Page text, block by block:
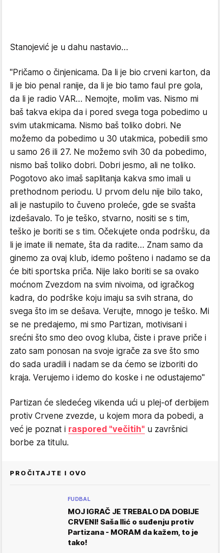
Stanojević je u dahu nastavio…
"Pričamo o činjenicama. Da li je bio crveni karton, da
li je bio penal ranije, da li je bio tamo faul pre gola,
da li je radio VAR… Nemojte, molim vas. Nismo mi
baš takva ekipa da i pored svega toga pobedimo u
svim utakmicama. Nismo baš toliko dobri. Ne
možemo da pobedimo u 30 utakmica, pobedili smo
u samo 26 ili 27. Ne možemo svih 30 da pobedimo,
nismo baš toliko dobri. Dobri jesmo, ali ne toliko.
Pogotovo ako imaš saplitanja kakva smo imali u
prethodnom periodu. U prvom delu nije bilo tako,
ali je nastupilo to čuveno proleće, gde se svašta
izdešavalo. To je teško, stvarno, nositi se s tim,
teško je boriti se s tim. Očekujete onda podršku, da
li je imate ili nemate, šta da radite… Znam samo da
ginemo za ovaj klub, idemo pošteno i nadamo se da
će biti sportska priča. Nije lako boriti se sa ovako
moćnom Zvezdom na svim nivoima, od igračkog
kadra, do podrške koju imaju sa svih strana, do
svega što im se dešava. Verujte, mnogo je teško. Mi
se ne predajemo, mi smo Partizan, motivisani i
srećni što smo deo ovog kluba, čiste i prave priče i
zato sam ponosan na svoje igrače za sve što smo
do sada uradili i nadam se da ćemo se izboriti do
kraja. Verujemo i idemo do koske i ne odustajemo"
Partizan će sledećeg vikenda ući u plej-of derbijem
protiv Crvene zvezde, u kojem mora da pobedi, a
već je poznat i raspored "večitih" u završnici
borbe za titulu.
PROČITAJTE I OVO
FUDBAL
MOJ IGRAČ JE TREBALO DA DOBIJE
CRVENI! Saša Ilić o suđenju protiv
Partizana - MORAM da kažem, to je
tako!